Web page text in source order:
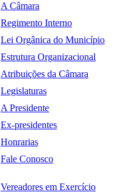
A Câmara
Regimento Interno
Lei Orgânica do Município
Estrutura Organizacional
Atribuições da Câmara
Legislaturas
A Presidente
Ex-presidentes
Honrarias
Fale Conosco
Vereadores em Exercício